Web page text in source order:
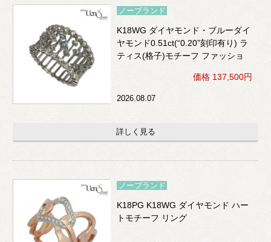
ノーブランド
K18WG ダイヤモンド・ブルーダイ
ヤモンド0.51ct(“0.20”刻印有り) ラ
ティス(格子)モチーフ ファッショ
ンリング
価格 137,500円
2026.08.07
詳しく見る
ノーブランド
K18PG K18WG ダイヤモンド ハー
トモチーフ リング